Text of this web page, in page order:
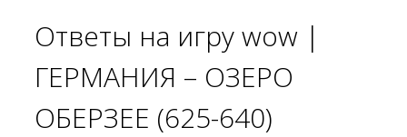
Ответы на игру wow |
ГЕРМАНИЯ – ОЗЕРО
ОБЕРЗЕЕ (625-640)